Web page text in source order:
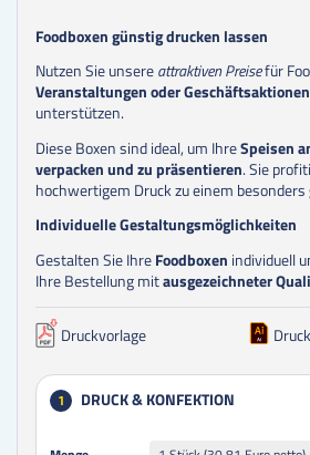
Foodboxen günstig drucken lassen
Nutzen Sie unsereattraktiven Preisefür
Veranstaltungen oder Geschäftsaktionen
unterstützen.
Diese Boxen sind ideal, um IhreSpeisen
verpacken und zu präsentieren. Sie
hochwertigem Druck zu einem besonders
Individuelle Gestaltungsmöglichkeiten
Gestalten Sie IhreFoodboxen individuell
Ihre Bestellung mitausgezeichneter
Druckvorlage
1 DRUCK & KONFEKTION
Menge